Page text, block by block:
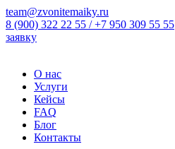
team@zvonitemaiky.ru
8 (900) 322 22 55 / +7 950 309 55 55
заявку
О нас
Услуги
Кейсы
FAQ
Блог
Контакты